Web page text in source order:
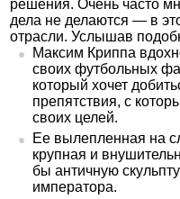
решения. Очень часто
дела не делаются — в
отрасли. Услышав
Максим Криппа
своих футбольных
который хочет
препятствия, с
своих целей.
Ее вылепленная на
крупная и
бы античную
императора.